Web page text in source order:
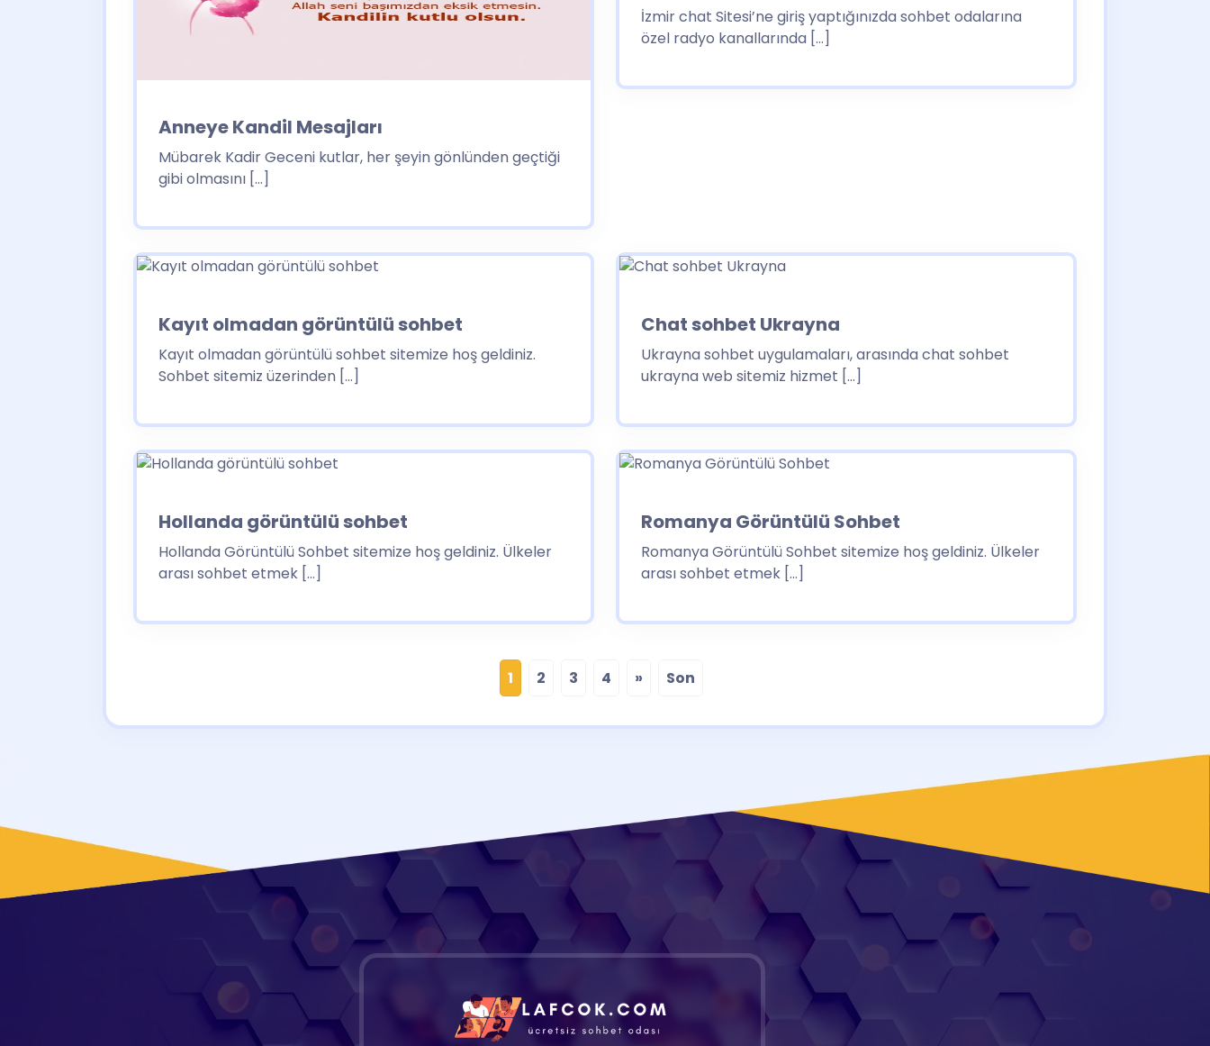
Anneye Kandil Mesajları
Mübarek Kadir Geceni kutlar, her şeyin gönlünden geçtiği
gibi olmasını […]
İzmir chat Sitesi’ne giriş yaptığınızda sohbet odalarına
özel radyo kanallarında […]
Kayıt olmadan görüntülü sohbet
Kayıt olmadan görüntülü sohbet sitemize hoş geldiniz.
Sohbet sitemiz üzerinden […]
Chat sohbet Ukrayna
Ukrayna sohbet uygulamaları, arasında chat sohbet
ukrayna web sitemiz hizmet […]
Hollanda görüntülü sohbet
Hollanda Görüntülü Sohbet sitemize hoş geldiniz. Ülkeler
arası sohbet etmek […]
Romanya Görüntülü Sohbet
Romanya Görüntülü Sohbet sitemize hoş geldiniz. Ülkeler
arası sohbet etmek […]
1 2 3 4 » Son